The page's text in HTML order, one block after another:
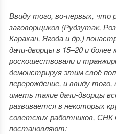
Ввиду того, во-первых, что
заговорщиков (Рудзутак,
Карахан, Ягода и др.)
дачи-дворцы в 15–20 и более
роскошествовали и
демонстрируя этим своё
перерождение, и ввиду
иметь такие дачи-дворцы
развивается в некоторых
советских работников,
постановляют: